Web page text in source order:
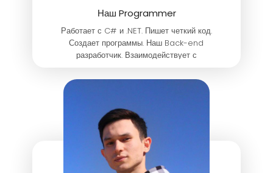
Наш Programmer
Работает с C# и .NET. Пишет четкий код.
Создает программы. Наш Back-end
разработчик. Взаимодействует с